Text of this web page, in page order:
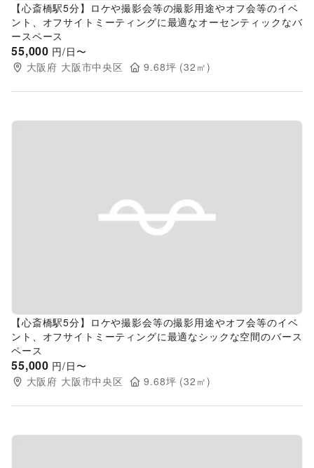
【心斎橋駅5分】ロケや撮影会等の撮影用途やオフ会等のイベ
ント、オフサイトミーティングに最適なオーセンティックなバ
ースペース
55,000 円/日〜
大阪府 大阪市中央区 9.68坪 (32 ㎡)
Previous slide
【心斎橋駅5分】ロケや撮影会等の撮影用途やオフ会等のイベ
ント、オフサイトミーティングに最適なシックな空間のバース
ペース
55,000 円/日〜
大阪府 大阪市中央区 9.68坪 (32 ㎡)